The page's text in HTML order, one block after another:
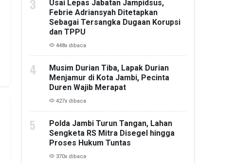
Usai Lepas Jabatan Jampidsus,
Febrie Adriansyah Ditetapkan
Sebagai Tersangka Dugaan Korupsi
dan TPPU
448x dibaca
Musim Durian Tiba, Lapak Durian
Menjamur di Kota Jambi, Pecinta
Duren Wajib Merapat
427x dibaca
Polda Jambi Turun Tangan, Lahan
Sengketa RS Mitra Disegel hingga
Proses Hukum Tuntas
370x dibaca